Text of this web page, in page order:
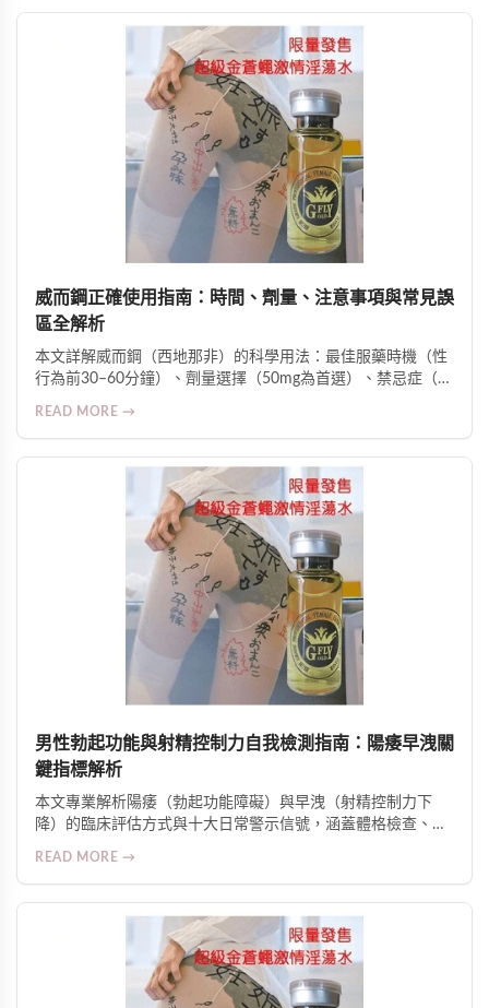
威而鋼正確使用指南：時間、劑量、注意事項與常見誤
區全解析
本文詳解威而鋼（西地那非）的科學用法：最佳服藥時機（性
行為前30–60分鐘）、劑量選擇（50mg為首選）、禁忌症（如
READ MORE →
男性勃起功能與射精控制力自我檢測指南：陽痿早洩關
鍵指標解析
本文專業解析陽痿（勃起功能障礙）與早洩（射精控制力下
降）的臨床評估方式與十大日常警示信號，涵蓋體格檢查、病
READ MORE →